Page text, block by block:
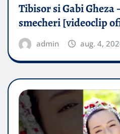
Tibisor si Gabi Gheza
smecheri [videoclip
admin aug. 4,